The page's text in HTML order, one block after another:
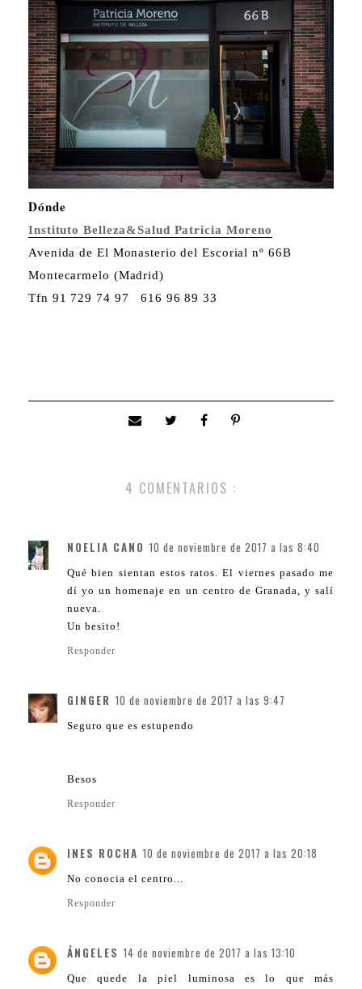
Dónde
Instituto Belleza&Salud Patricia Moreno
Avenida de El Monasterio del Escorial nº 66B
Montecarmelo (Madrid)
Tfn 91 729 74 97 616 96 89 33
4 COMENTARIOS :
NOELIA CANO 10 de noviembre de 2017 a las 8:40
Qué bien sientan estos ratos. El viernes pasado me
dí yo un homenaje en un centro de Granada, y salí
nueva.
Un besito!
Responder
GINGER 10 de noviembre de 2017 a las 9:47
Seguro que es estupendo
Besos
Responder
INES ROCHA 10 de noviembre de 2017 a las 20:18
No conocia el centro...
Responder
ÁNGELES 14 de noviembre de 2017 a las 13:10
Que quede la piel luminosa es lo que más